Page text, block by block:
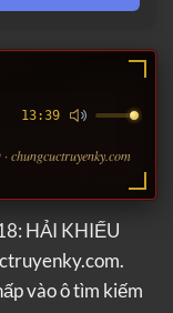
13:39
HẢI KHIẾU
vào ô tìm kiếm